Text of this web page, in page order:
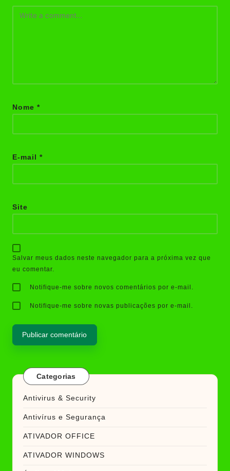
Nome *
E-mail *
Site
Salvar meus dados neste navegador para a próxima vez que
eu comentar.
Notifique-me sobre novos comentários por e-mail.
Notifique-me sobre novas publicações por e-mail.
Categorias
Antivirus & Security
Antivírus e Segurança
ATIVADOR OFFICE
ATIVADOR WINDOWS